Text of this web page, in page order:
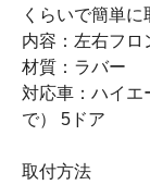
くらいで簡単に
内容：左右フロ
材質：ラバー
対応車：ハイエ
で） 5ドア
取付方法